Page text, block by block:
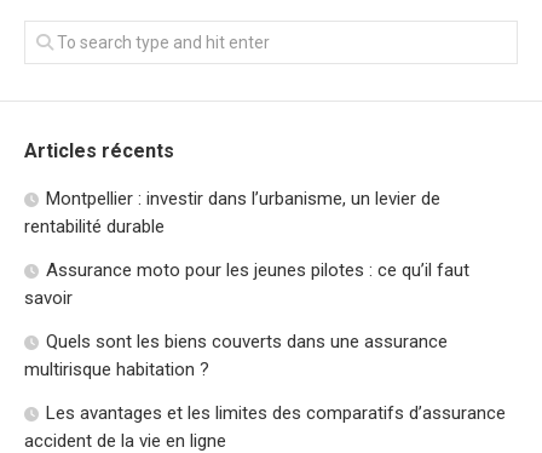
Articles récents
Montpellier : investir dans l’urbanisme, un levier de
rentabilité durable
Assurance moto pour les jeunes pilotes : ce qu’il faut
savoir
Quels sont les biens couverts dans une assurance
multirisque habitation ?
Les avantages et les limites des comparatifs d’assurance
accident de la vie en ligne